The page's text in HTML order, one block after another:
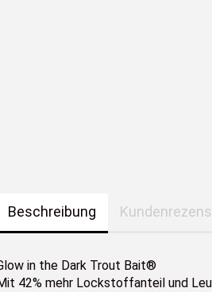
Beschreibung
in the Dark Trout Bait®
42% mehr Lockstoffanteil und